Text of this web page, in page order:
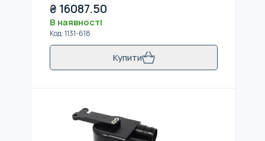
₴ 16087.50
В наявності
Код:1131-618
Купити